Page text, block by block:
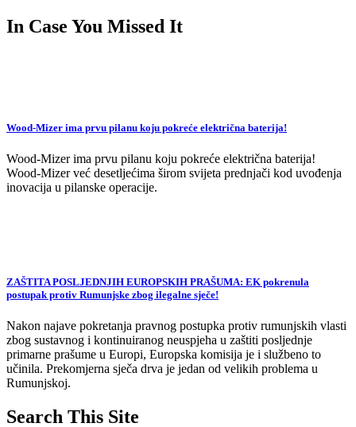
In Case You Missed It
Wood-Mizer ima prvu pilanu koju pokreće električna baterija!
Wood-Mizer ima prvu pilanu koju pokreće električna baterija!
Wood-Mizer već desetljećima širom svijeta prednjači kod uvođenja
inovacija u pilanske operacije.
ZAŠTITA POSLJEDNJIH EUROPSKIH PRAŠUMA: EK pokrenula
postupak protiv Rumunjske zbog ilegalne sječe!
Nakon najave pokretanja pravnog postupka protiv rumunjskih vlasti
zbog sustavnog i kontinuiranog neuspjeha u zaštiti posljednje
primarne prašume u Europi, Europska komisija je i službeno to
učinila. Prekomjerna sječa drva je jedan od velikih problema u
Rumunjskoj.
Search This Site